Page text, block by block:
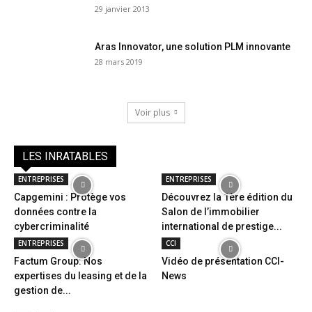
29 janvier 2013
Aras Innovator, une solution PLM innovante
28 mars 2019
Voir plus
LES INRATABLES
ENTREPRISES
Capgemini : Protège vos
données contre la
cybercriminalité
ENTREPRISES
Découvrez la 1ère édition du
Salon de l’immobilier
international de prestige...
ENTREPRISES
Factum Group: Nos
expertises du leasing et de la
gestion de...
CCI
Vidéo de présentation CCI-
News